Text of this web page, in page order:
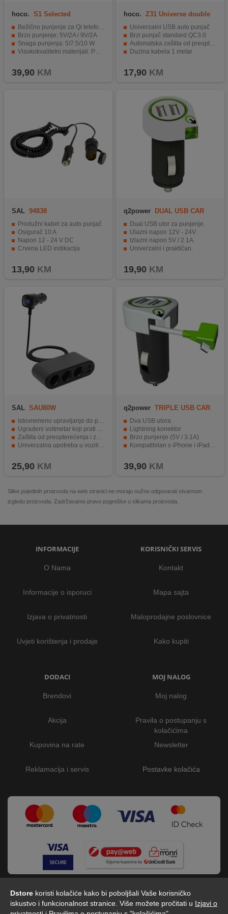
Dstore koristi kolačiće kako bi poboljšali Vaše korisničko
iskustvo i funkcionalnost stranice. Više možete pročitati u Izjavi o
hoco. S1 Selected
Bežično punjenje za Qi telefone
Brzo punjenje: 5V/2A i 9V/2A
Snaga punjenja: 5/7.5/10 W
Visokokvalitetni materijali: PC-aluminij-silikon
39,90 KM
hoco. Z31 Universe double
Univerzalni USB auto punjač
Brzi punjač standard QC3.0
Automatska zaštita od preopterećenja
Duzina kabela 1 metar
17,90 KM
SAL 94838
Produžni kabel za auto punjač
Osigurač 10 A
Napon 12 - 24 V DC
Crvena LED indikacija
13,90 KM
q2power
DUAL USB CAR
Dual USB utor za punjenje.
Ulazni napon 12V - 24V.
Izlazni napon 5V / 2.1A.
Univerzalni i praktičan.
19,90 KM
SAL SAU80W
Istovremeno upravljanje do pet uređaja
Ugrađeni voltmetar koji prati stanje baterije i punjenje
Zaštita od preopterećenja i zamjenjivi osigurač za sigurnost
Univerzalna upotreba u vozilima od 12 V i 24 V
25,90 KM
q2power TRIPLE USB CAR
Dva USB utora
Lightning konektor
Brzo punjenje (5V / 3.1A)
Kompatibilan s iPhone i iPad uređajima
39,90 KM
Slike pojedinih proizvoda na web stranici ne moraju nužno odgovarati stvarnom
izgledu proizvoda. Zadržavamo pravo pogreške u slikama proizvoda.
INFORMACIJE
O Nama
Informacije o isporuci
Izjava o privatnosti
Uvjeti korištenja i prodaje
KORISNIČKI SERVIS
Kontakt
Mapa sajta
Maloprodajne poslovnice
Kako kupiti
DODACI
Brendovi
Akcija
Kupovina na rate
Reklamacija i servis
MOJ NALOG
Moj nalog
Pravila o postupanju s
kolačićima
Newsletter
Postavke kolačića